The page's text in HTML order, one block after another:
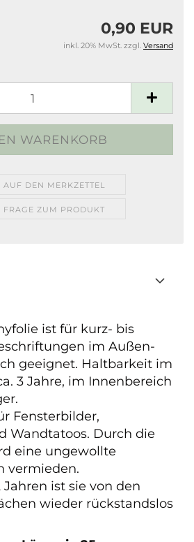
0,90 EUR
inkl. 20% MwSt. zzgl. Versand
AUF DEN MERKZETTEL
FRAGE ZUM PRODUKT
ist für kurz- bis
im Außen-
geeignet. Haltbarkeit im
3 Jahre, im Innenbereich
Fensterbilder,
Wandtatoos. Durch die
eine ungewollte
vermieden.
ist sie von den
wieder rückstandslos